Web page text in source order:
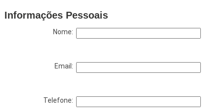
Informações Pessoais
Nome:
Email:
Telefone: